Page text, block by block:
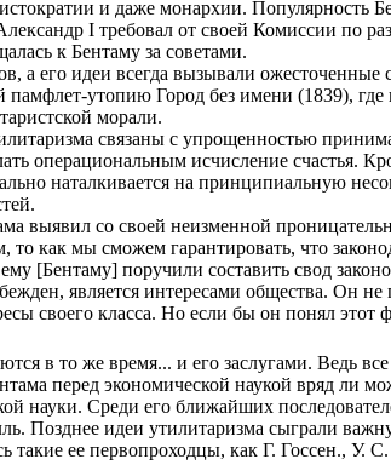
и даже монархии. Популярность
I требовал от своей Комиссии по
к Бентаму за советами.
а его идеи всегда вызывали ожесточенные
утопию Город без имени (1839), где
морали.
связаны с упрощенностью
операциональным исчисление счастья.
наталкивается на принципиальную
выявил со своей неизменной
как мы сможем гарантировать, что
[Бентаму] поручили составить свод
является интересами общества. Он
своего класса. Но если бы он понял
в то же время... и его заслугами. Ведь
перед экономической наукой вряд ли
науки. Среди его ближайших
идеи утилитаризма сыграли
такие ее первопроходцы, как Г. Госсен.,